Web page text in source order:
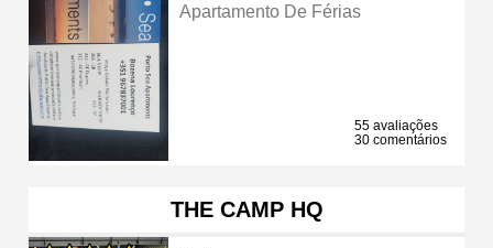
Apartamento De Férias
55 avaliações
30 comentários
THE CAMP HQ